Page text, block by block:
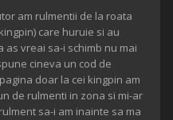
am rulmentii de la roata
care huruie si au
vreai sa-i schimb nu mai
cineva un cod de
doar la cei kingpin am
de rulmenti in zona si mi-ar
sa-i am inainte sa ma